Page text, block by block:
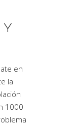
Y
en
la
1000